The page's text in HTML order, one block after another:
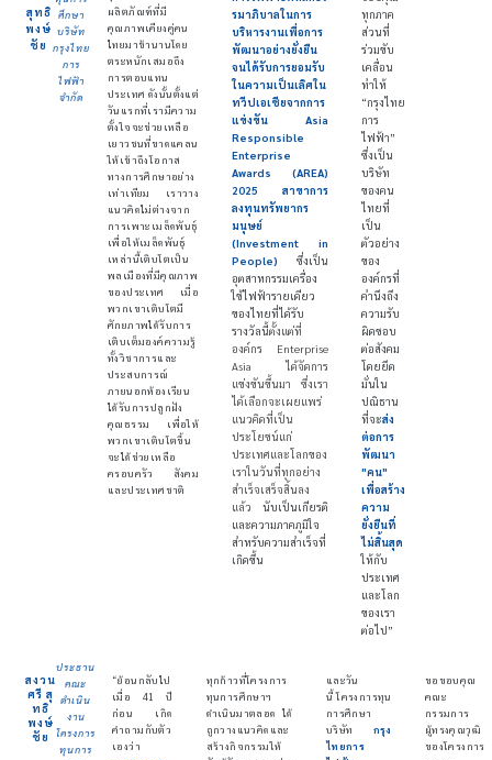
สุทธิ
พงษ์
ชัย
ศึกษา
บริษัท
กรุงไทย
การ
ไฟฟ้า
จำกัด
ผลิตภัณฑ์ที่มี
คุณภาพเคียงคู่คน
ไทยมาช้านานโดย
ตระหนักเสมอถึง
การตอบแทน
ประเทศ ดังนั้นตั้งแต่
วันแรกที่เรามีความ
ตั้งใจจะช่วยเหลือ
เยาวชนที่ขาดแคลน
ให้เข้าถึงโอกาส
ทางการศึกษาอย่าง
เท่าเทียม เราวาง
แนวคิดไม่ต่างจาก
การเพาะเมล็ดพันธุ์
เพื่อให้เมล็ดพันธุ์
เหล่านี้เติบโตเป็น
พลเมืองที่มีคุณภาพ
ของประเทศ เมื่อ
พวกเขาเติบโตมี
ศักยภาพได้รับการ
เติบเต็มองค์ความรู้
ทั้งวิชาการและ
ประสบการณ์
ภายนอกห้องเรียน
ได้รับการปลูกฝัง
คุณธรรม เพื่อให้
พวกเขาเติบโตขึ้น
จะได้ช่วยเหลือ
ครอบครัว สังคม
และประเทศชาติ
รมาภิบาลในการ
บริหารงานเพื่อการ
พัฒนาอย่างยั่งยืน
จนได้รับการยอมรับ
ในความเป็นเลิศใน
ทวีปเอเชียจากการ
แข่งขัน Asia
Responsible
Enterprise
Awards (AREA)
2025 สาขาการ
ลงทุนทรัพยากร
มนุษย์
(Investment in
People)ซึ่งเป็น
อุตสาหกรรมเครื่อง
ใช้ไฟฟ้ารายเดียว
ของไทยที่ได้รับ
รางวัลนี้ตั้งแต่ที่
องค์กร Enterprise
Asia ได้จัดการ
แข่งขันขึ้นมา ซึ่งเรา
ได้เลือกจะเผยแพร่
แนวคิดที่เป็น
ประโยชน์แก่
ประเทศและโลกของ
เราในวันที่ทุกอย่าง
สำเร็จเสร็จสิ้นลง
แล้วนับเป็นเกียรติ
และความภาคภูมิใจ
สำหรับความสำเร็จที่
เกิดขึ้น
ทุกภาค
ส่วนที่
ร่วมขับ
เคลื่อน
ทำให้
“กรุงไทย
การ
ไฟฟ้า”
ซึ่งเป็น
บริษัท
ของคน
ไทยที่
เป็น
ตัวอย่าง
ของ
องค์กรที่
คำนึงถึง
ความรับ
ผิดชอบ
ต่อสังคม
โดยยึด
มั่นใน
ปณิธาน
ที่จะส่ง
ต่อการ
พัฒนา
"คน"
เพื่อสร้าง
ความ
ยั่งยืนที่
ไม่สิ้นสุด
ให้กับ
ประเทศ
และโลก
ของเรา
ต่อไป”
สงวน
ศรี สุ
ทธิ
พงษ์
ชัย
ประธาน
คณะ
ดำเนิน
งาน
โครงการ
ทุนการ
“ย้อนกลับไป
เมื่อ 41 ปี
ก่อน เกิด
คำถามกับตัว
เองว่า
ทุกก้าวที่โครงการ
ทุนการศึกษาฯ
ดำเนินมาตลอด ได้
ถูกวางแนวคิดและ
สร้างกิจกรรมให้
และวัน
นี้ โครงการทุน
การศึกษา
บริษัท กรุง
ไทยการ
ขอขอบคุณ
คณะ
กรรมการ
ผู้ทรงคุณวุฒิ
ของโครงการ